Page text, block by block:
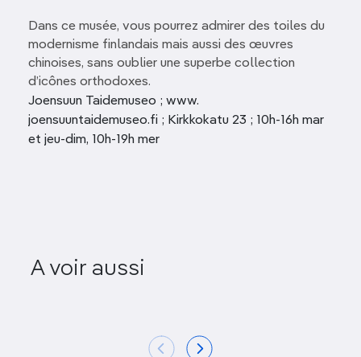
Dans ce musée, vous pourrez admirer des toiles du
modernisme finlandais mais aussi des œuvres
chinoises, sans oublier une superbe collection
d’icônes orthodoxes.
Joensuun Taidemuseo ; www.
joensuuntaidemuseo.fi ; Kirkkokatu 23 ; 10h-16h mar
et jeu-dim, 10h-19h mer
A voir aussi
Musée du Pielinen